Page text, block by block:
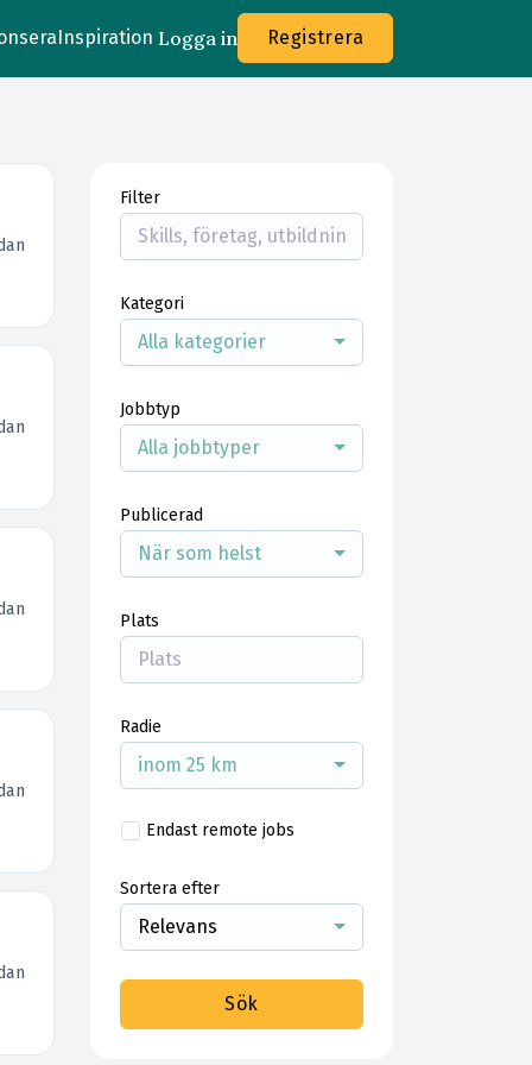
Inspiration Logga in Registrera
Filter
Kategori
Alla kategorier
Jobbtyp
Alla jobbtyper
Publicerad
När som helst
Plats
Radie
inom 25 km
Endast remote jobs
Sortera efter
Relevans
Sök